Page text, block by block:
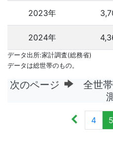
2023年
2024年
データ出所:家計調査(総務省)
データは総世帯のもの。
次のページ
全世帯
4 5